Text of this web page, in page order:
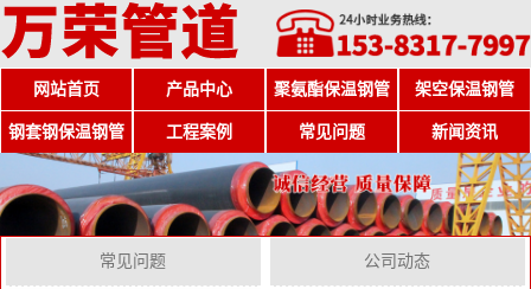
网站首页 产品中心 聚氨酯保温钢管 架空保温钢管
钢套钢保温钢管 工程案例 常见问题 新闻资讯
常见问题 公司动态